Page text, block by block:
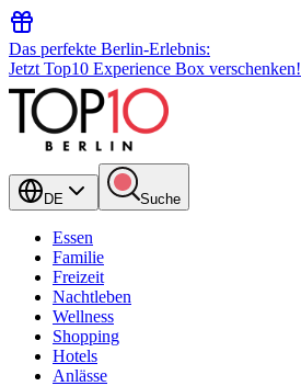
Das perfekte Berlin-Erlebnis:
Jetzt Top10 Experience Box verschenken!
DE Suche
Essen
Familie
Freizeit
Nachtleben
Wellness
Shopping
Hotels
Anlässe